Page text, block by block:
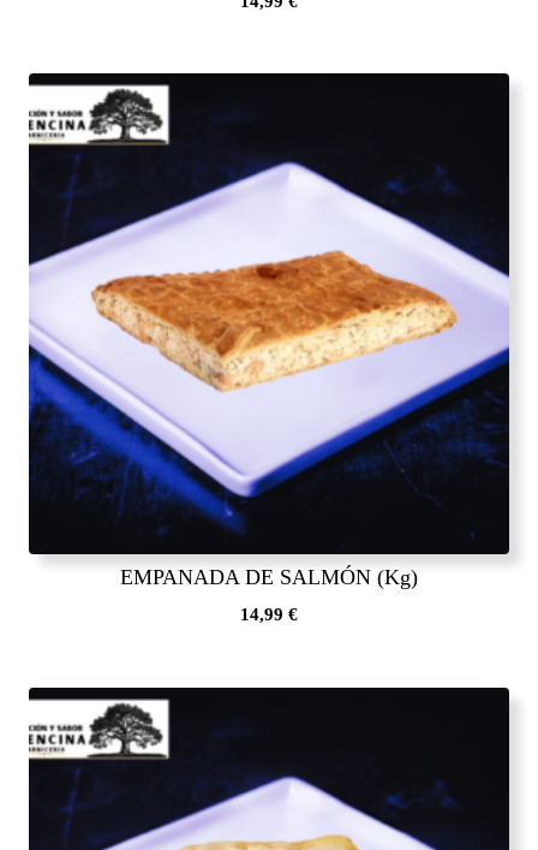
EMPANADA DE SALMÓN (Kg)
14,99 €